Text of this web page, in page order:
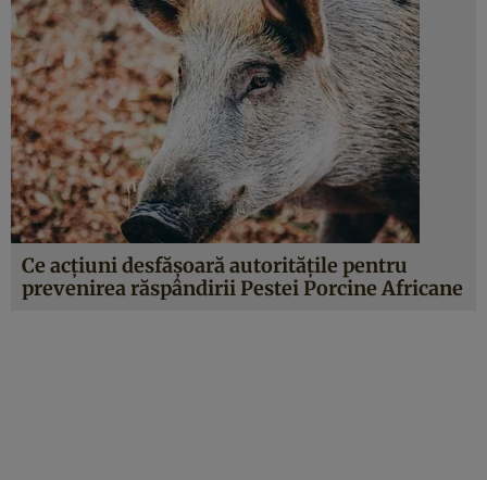
Ce acţiuni desfăşoară autorităţile pentru
prevenirea răspândirii Pestei Porcine Africane